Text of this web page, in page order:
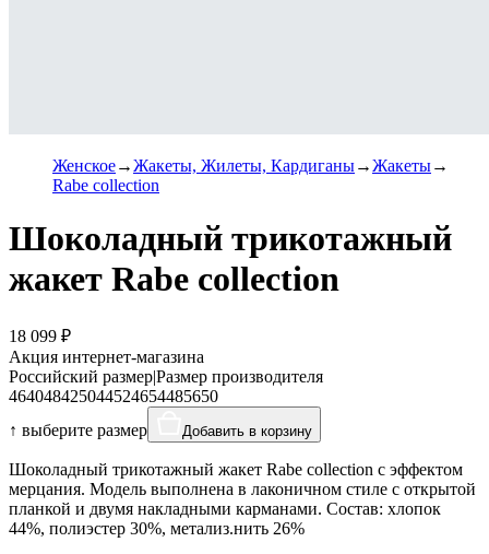
Женское Жакеты, Жилеты, Кардиганы
Жакеты
Rabe collection
Шоколадный трикотажный
жакет Rabe collection
18 099 ₽
Акция интернет-магазина
Российский размер|Размер производителя
464048425044524654485650
↑ выберите размер
Добавить в корзину
Шоколадный трикотажный жакет Rabe collection с эффектом
мерцания. Модель выполнена в лаконичном стиле с открытой
планкой и двумя накладными карманами. Состав: хлопок
44%, полиэстер 30%, метализ.нить 26%